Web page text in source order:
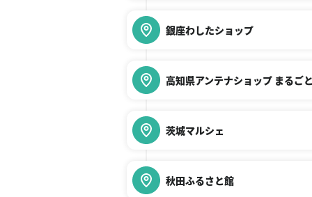
銀座わしたショップ
高知県アンテナショップ まるご
茨城マルシェ
秋田ふるさと館